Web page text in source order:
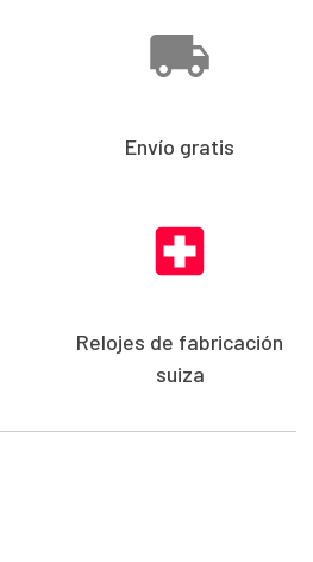
Envío gratis
Relojes de fabricación
suiza